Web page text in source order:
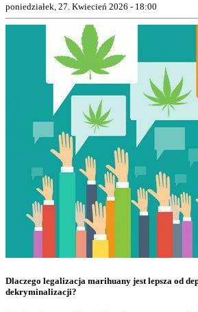
poniedziałek, 27. Kwiecień 2026 - 18:00
Dlaczego legalizacja marihuany jest lepsza od
dekryminalizacji?